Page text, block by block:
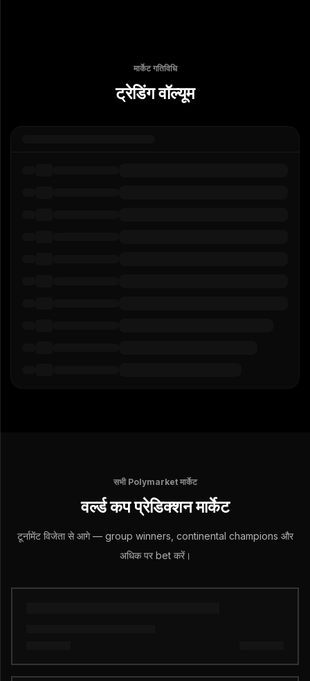
मार्केट गतिविधि
ट्रेडिंग वॉल्यूम
सभी Polymarket मार्केट
वर्ल्ड कप प्रेडिक्शन मार्केट
टूर्नामेंट विजेता से आगे — group winners, continental champions और
अधिक पर bet करें।